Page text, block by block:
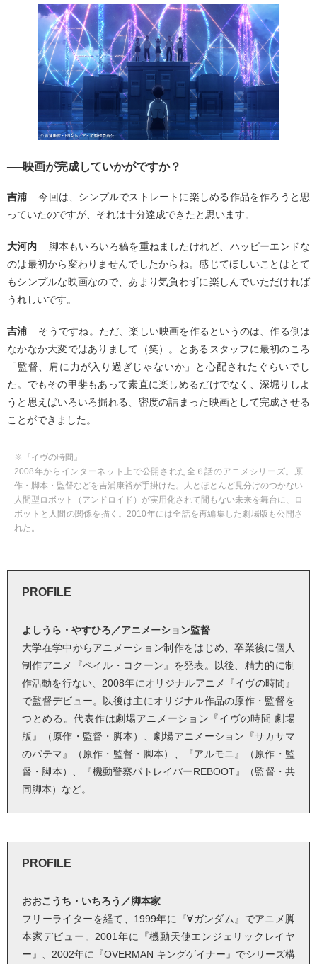
──映画が完成していかがですか？
吉浦
今回は、シンプルでストレートに楽しめる作品を作ろうと思
っていたのですが、それは十分達成できたと思います。
大河内
脚本もいろいろ稿を重ねましたけれど、ハッピーエンドな
のは最初から変わりませんでしたからね。感じてほしいことはとて
もシンプルな映画なので、あまり気負わずに楽しんでいただければ
うれしいです。
吉浦
そうですね。ただ、楽しい映画を作るというのは、作る側は
なかなか大変ではありまして（笑）。とあるスタッフに最初のころ
「監督、肩に力が入り過ぎじゃないか」と心配されたぐらいでし
た。でもその甲斐もあって素直に楽しめるだけでなく、深堀りしよ
うと思えばいろいろ掘れる、密度の詰まった映画として完成させる
ことができました。
※『イヴの時間』
2008年からインターネット上で公開された全６話のアニメシリーズ。原
作・脚本・監督などを吉浦康裕が手掛けた。人とほとんど見分けのつかない
人間型ロボット（アンドロイド）が実用化されて間もない未来を舞台に、ロ
ボットと人間の関係を描く。2010年には全話を再編集した劇場版も公開さ
れた。
PROFILE
よしうら・やすひろ／アニメーション監督
大学在学中からアニメーション制作をはじめ、卒業後に個人
制作アニメ『ペイル・コクーン』を発表。以後、精力的に制
作活動を行ない、2008年にオリジナルアニメ『イヴの時間』
で監督デビュー。以後は主にオリジナル作品の原作・監督を
つとめる。代表作は劇場アニメーション『イヴの時間 劇場
版』（原作・監督・脚本）、劇場アニメーション『サカサマ
のパテマ』（原作・監督・脚本）、『アルモニ』（原作・監
督・脚本）、『機動警察パトレイバーREBOOT』（監督・共
同脚本）など。
PROFILE
おおこうち・いちろう／脚本家
フリーライターを経て、1999年に『∀ガンダム』でアニメ脚
本家デビュー。2001年に『機動天使エンジェリックレイヤ
ー』、2002年に『OVERMAN キングゲイナー』でシリーズ構